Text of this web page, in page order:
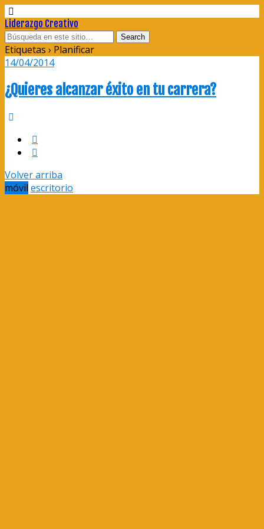
Liderazgo Creativo
Etiquetas › Planificar
14/04/2014
¿Quieres alcanzar éxito en tu carrera?
Volver arriba
móvil escritorio